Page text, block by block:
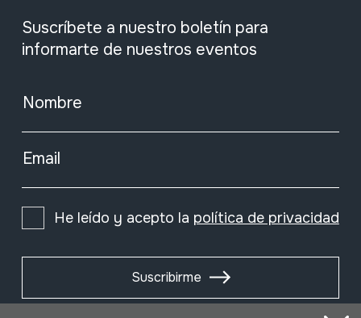
Suscríbete a nuestro boletín para
informarte de nuestros eventos
Nombre
Email
He leído y acepto la política de privacidad
Suscribirme